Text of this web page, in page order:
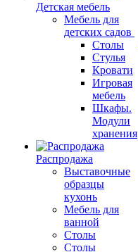
Детская мебель
Мебель для
детских садов
Столы
Стулья
Кровати
Игровая
мебель
Шкафы.
Модули
хранения
Распродажа
Выставочные
образцы
кухонь
Мебель для
ванной
Столы
Столы